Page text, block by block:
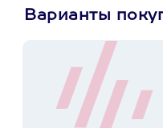
Варианты